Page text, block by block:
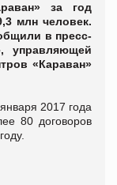
за год
млн человек.
в пресс-
управляющей
«Караван»
2017 года
80 договоров